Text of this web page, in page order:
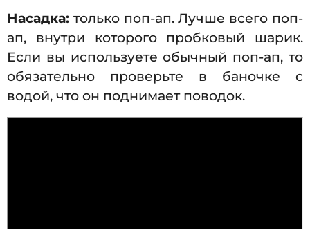
Насадка: только поп-ап. Лучше всего поп-
ап, внутри которого пробковый шарик.
Если вы используете обычный поп-ап, то
обязательно проверьте в баночке с
водой, что он поднимает поводок.